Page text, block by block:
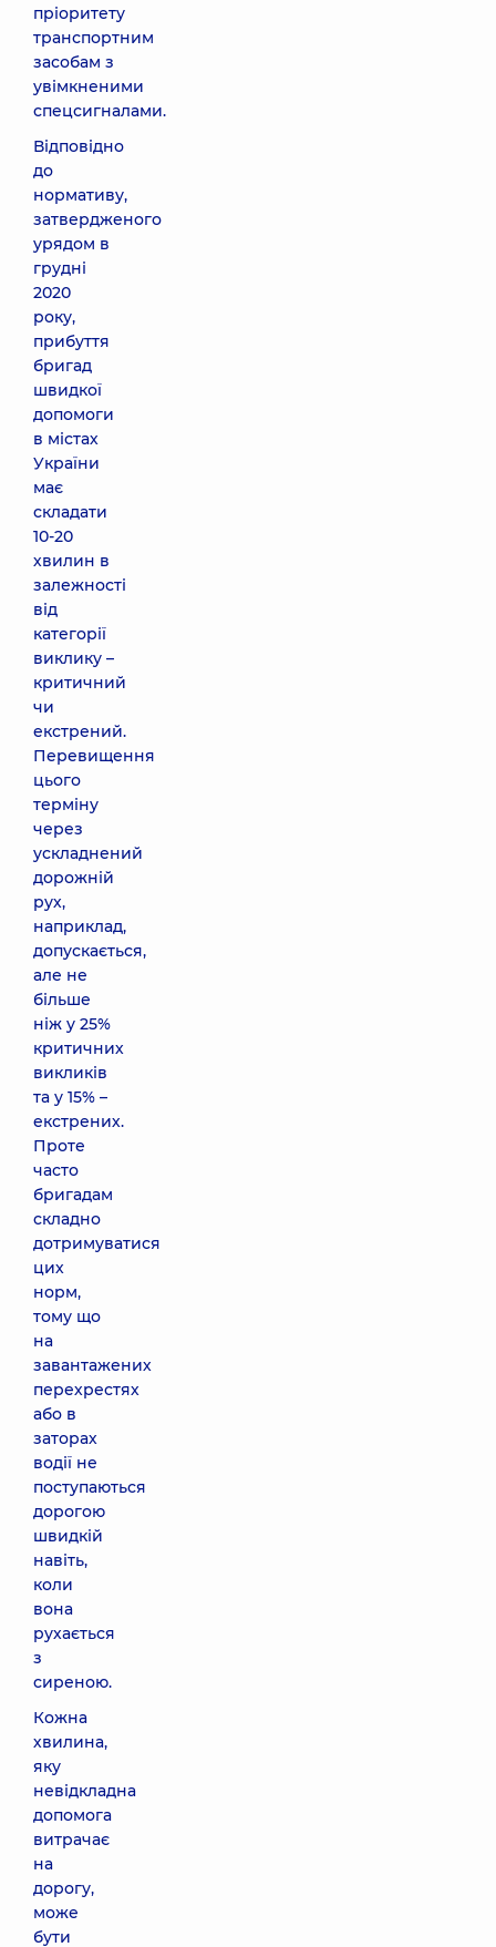
пріоритету
транспортним
засобам з
увімкненими
спецсигналами.
Відповідно
до
нормативу,
затвердженого
урядом в
грудні
2020
року,
прибуття
бригад
швидкої
допомоги
в містах
України
має
складати
10-20
хвилин в
залежності
від
категорії
виклику –
критичний
чи
екстрений.
Перевищення
цього
терміну
через
ускладнений
дорожній
рух,
наприклад,
допускається,
але не
більше
ніж у 25%
критичних
викликів
та у 15% –
екстрених.
Проте
часто
бригадам
складно
дотримуватися
цих
норм,
тому що
на
завантажених
перехрестях
або в
заторах
водії не
поступаються
дорогою
швидкій
навіть,
коли
вона
рухається
з
сиреною.
Кожна
хвилина,
яку
невідкладна
допомога
витрачає
на
дорогу,
може
бути